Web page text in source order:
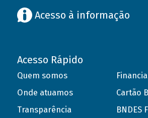
Acesso à informação
Acesso Rápido
Quem somos
Onde atuamos
Transparência
Cartão
BNDES